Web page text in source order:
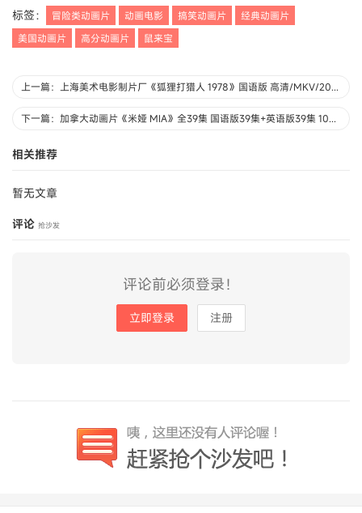
标签： 冒险类动画片 动画电影 搞笑动画片
经典动画片
美国动画片
高分动画片 鼠来宝
上一篇：上海美术电影制片厂《狐狸打猎人 1978》国语版 高清/MKV/208MB 上海美术电影制片厂动画片全集下载
下一篇：加拿大动画片《米娅 MIA》全39集 国语版39集+英语版39集 1080P/MP4/10G 动画片米娅下载
相关推荐
暂无文章
评论 抢沙发
评论前必须登录！
立即登录 注册